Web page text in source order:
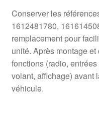
Conserver les
1612481780,
remplacement pour
unité. Après montage
fonctions (radio,
volant, affichage) avant
véhicule.